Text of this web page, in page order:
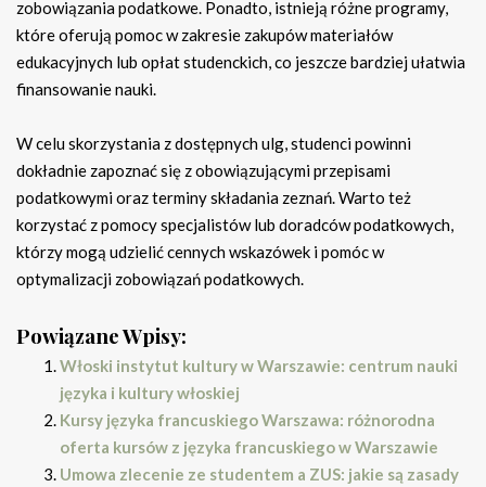
zobowiązania podatkowe. Ponadto, istnieją różne programy,
które oferują pomoc w zakresie zakupów materiałów
edukacyjnych lub opłat studenckich, co jeszcze bardziej ułatwia
finansowanie nauki.
W celu skorzystania z dostępnych ulg, studenci powinni
dokładnie zapoznać się z obowiązującymi przepisami
podatkowymi oraz terminy składania zeznań. Warto też
korzystać z pomocy specjalistów lub doradców podatkowych,
którzy mogą udzielić cennych wskazówek i pomóc w
optymalizacji zobowiązań podatkowych.
Powiązane Wpisy:
Włoski instytut kultury w Warszawie: centrum nauki
języka i kultury włoskiej
Kursy języka francuskiego Warszawa: różnorodna
oferta kursów z języka francuskiego w Warszawie
Umowa zlecenie ze studentem a ZUS: jakie są zasady